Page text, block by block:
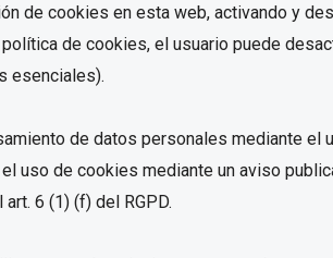
de cookies en esta web, activando y
de cookies, el usuario puede
esenciales).
de datos personales mediante el
uso de cookies mediante un aviso
6 (1) (f) del RGPD.